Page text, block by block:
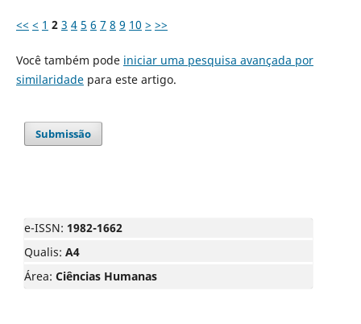
<< < 1 2 3 4 5 6 7 8 9 10 > >>
Você também pode iniciar uma pesquisa avançada por
similaridadepara este artigo.
Submissão
e-ISSN: 1982-1662
Qualis: A4
Área: Ciências Humanas